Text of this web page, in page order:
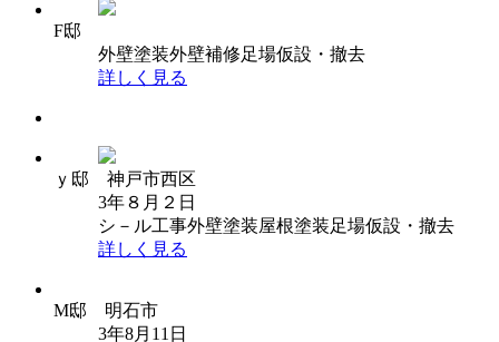
F邸
外壁塗装外壁補修足場仮設・撤去
詳しく見る
ｙ邸 神戸市西区
3年８月２日
シ－ル工事外壁塗装屋根塗装足場仮設・撤去
詳しく見る
M邸 明石市
3年8月11日